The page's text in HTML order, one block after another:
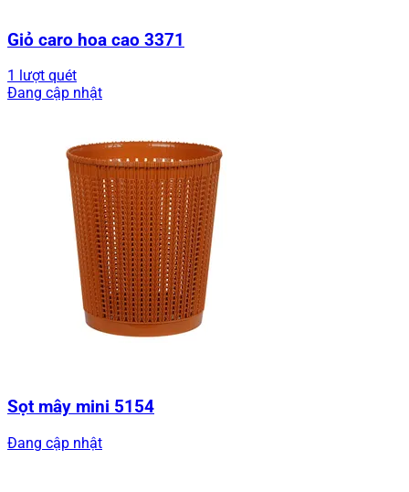
Giỏ caro hoa cao 3371
1 lượt quét
Đang cập nhật
Sọt mây mini 5154
Đang cập nhật